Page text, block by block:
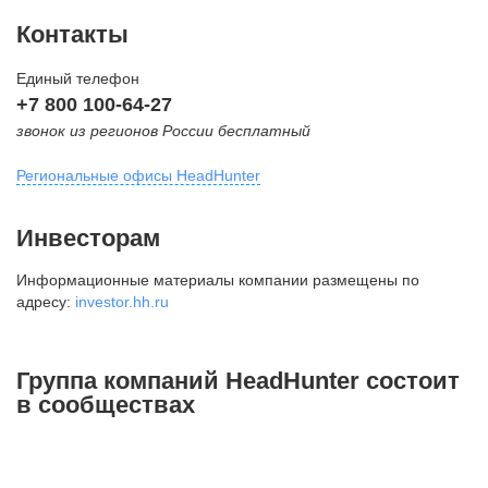
Контакты
Единый телефон
+7 800 100-64-27
звонок из регионов России бесплатный
Региональные офисы HeadHunter
внутригородская территория
Муниципальный округ Тверской,
2-я Брестская ул., д. 48,
+7 495 980-64-27
Инвесторам
Информационные материалы компании размещены по
адресу: investor.hh.ru
Группа компаний HeadHunter состоит
в сообществах